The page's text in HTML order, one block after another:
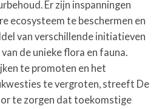
Er zijn inspanningen
ecosysteem te beschermen en
van verschillende initiatieven
de unieke flora en fauna.
te promoten en het
te vergroten, streeft De
te zorgen dat toekomstige